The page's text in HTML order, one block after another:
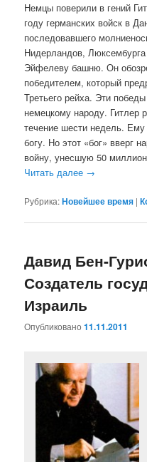
Немцы поверили в гений
году германских войск в
последовавшего
Нидерландов,
Эйфелеву башню. Он
победителем, который
Третьего рейха. Эти
немецкому народу. Гитлер
течение шести недель.
богу. Но этот «бог» вверг
войну, унесшую 50
Читать далее →
Рубрика:Новейшее время |
Давид Бен-
Создатель
Израиль
Опубликовано11.11.2011